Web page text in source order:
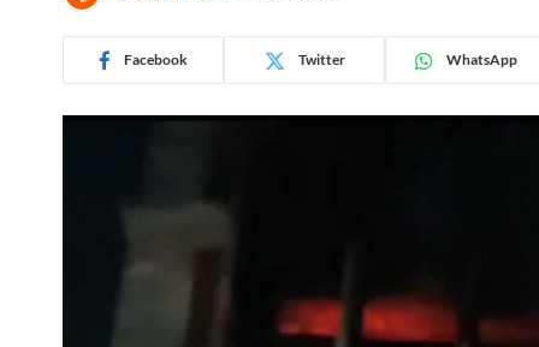
Facebook Twitter WhatsApp